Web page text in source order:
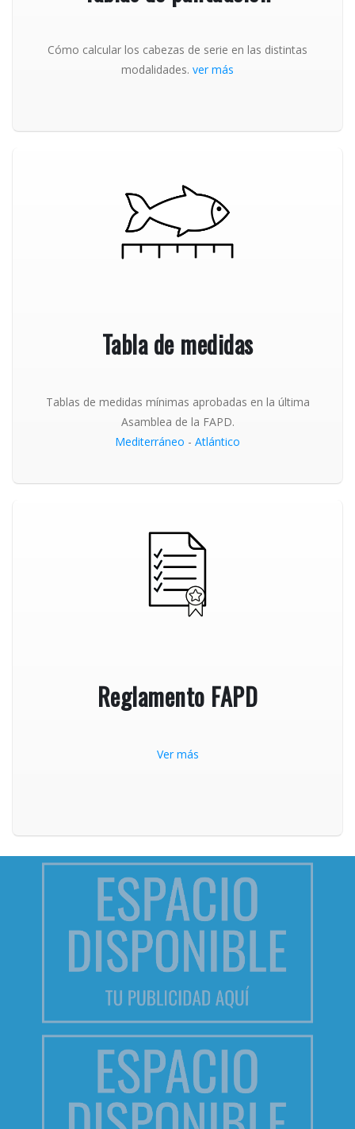
Cómo calcular los cabezas de serie en las distintas
modalidades. ver más
Tabla de medidas
Tablas de medidas mínimas aprobadas en la última
Asamblea de la FAPD.
Mediterráneo - Atlántico
Reglamento FAPD
Ver más